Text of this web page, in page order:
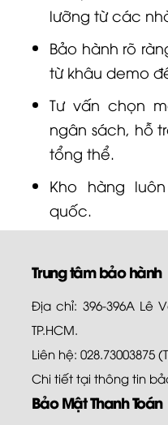
lưỡng từ các
Bảo hành rõ
từ khâu demo
Tư vấn chọn
ngân sách, hỗ
tổng thể.
Kho hàng
quốc.
Trung tâm bảo hành
Địa chỉ: 396-396A Lê
TP.HCM.
Liên hệ: 028.73003875
Chi tiết tại thông tin
Bảo Mật Thanh Toán